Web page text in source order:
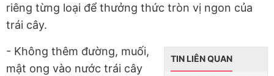
riêng từng loại để thưởng thức tròn vị ngon của
trái cây.
TIN LIÊN QUAN
- Không thêm đường, muối,
mật ong vào nước trái cây